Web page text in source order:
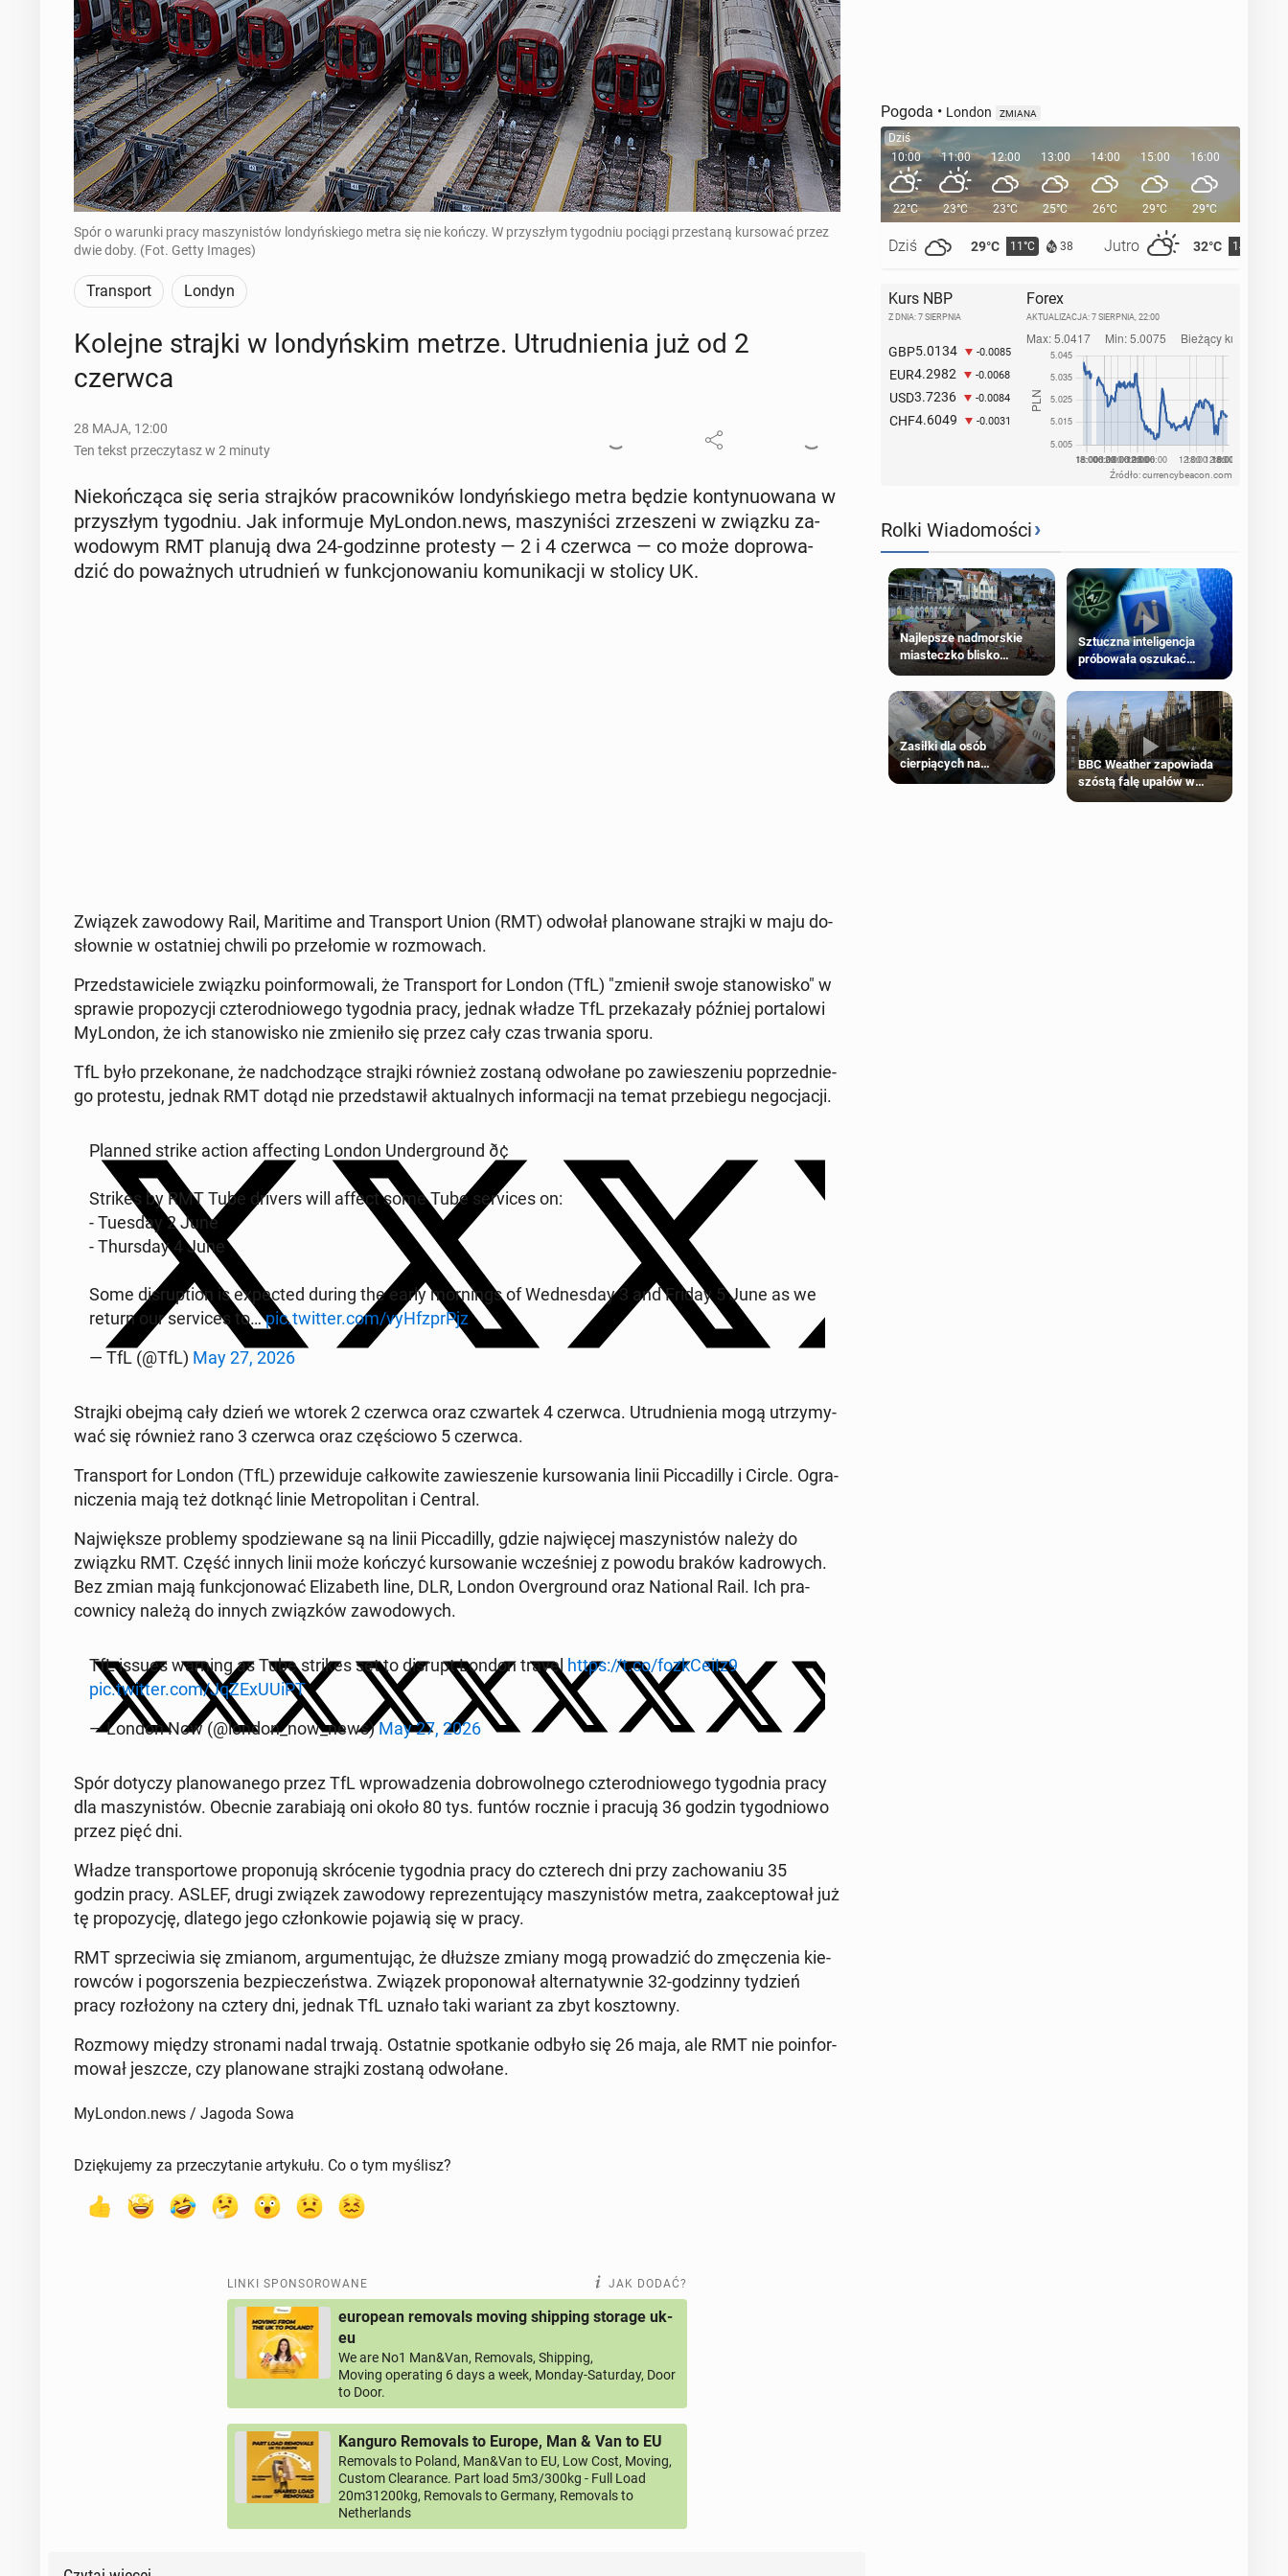
Spór o warunki pracy maszynistów londyńskiego metra się nie kończy. W przyszłym tygodniu pociągi przestaną kursować przez
dwie doby. (Fot. Getty Images)
Transport Londyn
Kolejne strajki w lon­dyń­skim metrze. Utrud­nie­nia już od 2
czerwca
28 MAJA, 12:00
Ten tekst przeczytasz w 2 minuty
Nie­koń­czą­ca się seria straj­ków pra­cow­ni­ków lon­dyń­skie­go metra będzie kon­ty­nu­owa­na w
przy­szłym ty­go­dniu. Jak in­for­mu­je My­Lon­don.news, ma­szy­ni­ści zrze­sze­ni w związku za­
wo­do­wym RMT planują dwa 24-go­dzin­ne pro­te­sty — 2 i 4 czerwca — co może do­pro­wa­
dzić do po­waż­nych utrud­nień w funk­cjo­no­wa­niu ko­mu­ni­ka­cji w stolicy UK.
Związek za­wo­do­wy Rail, Ma­ri­ti­me and Trans­port Union (RMT) odwołał pla­no­wa­ne strajki w maju do­
słow­nie w ostat­niej chwili po prze­ło­mie w roz­mo­wach.
Przed­sta­wi­cie­le związku po­in­for­mo­wa­li, że Trans­port for London (TfL) "zmienił swoje sta­no­wi­sko" w
sprawie pro­po­zy­cji czte­ro­dnio­we­go ty­go­dnia pracy, jednak władze TfL prze­ka­za­ły później por­ta­lo­wi
My­Lon­don, że ich sta­no­wi­sko nie zmie­ni­ło się przez cały czas trwania sporu.
TfL było prze­ko­na­ne, że nad­cho­dzą­ce strajki również zostaną od­wo­ła­ne po za­wie­sze­niu po­przed­nie­
go pro­te­stu, jednak RMT dotąd nie przed­sta­wił ak­tu­al­nych in­for­ma­cji na temat prze­bie­gu ne­go­cja­cji.
Planned strike action af­fec­ting London Un­der­gro­und ð¢
Strikes by RMT Tube drivers will affect some Tube se­rvi­ces on:
- Tuesday 2 June
- Thurs­day 4 June
Some di­srup­tion is expec­ted during the early mor­nings of We­dnes­day 3 and Friday 5 June as we
return our se­rvi­ces to…pic.twitter.com/vyH­fz­pr­Pjz
— TfL (@TfL) May 27, 2026
Strajki obejmą cały dzień we wtorek 2 czerwca oraz czwar­tek 4 czerwca. Utrud­nie­nia mogą utrzy­my­
wać się również rano 3 czerwca oraz czę­ścio­wo 5 czerwca.
Trans­port for London (TfL) prze­wi­du­je cał­ko­wi­te za­wie­sze­nie kur­so­wa­nia linii Pic­ca­dil­ly i Circle. Ogra­
ni­cze­nia mają też dotknąć linie Me­tro­po­li­tan i Central.
Naj­więk­sze pro­ble­my spo­dzie­wa­ne są na linii Pic­ca­dil­ly, gdzie naj­wię­cej ma­szy­ni­stów należy do
związku RMT. Część innych linii może kończyć kur­so­wa­nie wcze­śniej z powodu braków ka­dro­wych.
Bez zmian mają funk­cjo­no­wać Eli­za­beth line, DLR, London Over­gro­und oraz Na­tio­nal Rail. Ich pra­
cow­ni­cy należą do innych związ­ków za­wo­do­wych.
TfL issues warning as Tube strikes set to disrupt London travel https://t.co/fozk­Ce­iIz9
pic.twitter.com/JqZE­xU­UiPT
— London Now (@london_now_news)May 27, 2026
Spór dotyczy pla­no­wa­ne­go przez TfL wpro­wa­dze­nia do­bro­wol­ne­go czte­ro­dnio­we­go ty­go­dnia pracy
dla ma­szy­ni­stów. Obecnie za­ra­bia­ją oni około 80 tys. funtów rocznie i pracują 36 godzin ty­go­dnio­wo
przez pięć dni.
Władze trans­por­to­we pro­po­nu­ją skró­ce­nie ty­go­dnia pracy do czte­rech dni przy za­cho­wa­niu 35
godzin pracy. ASLEF, drugi związek za­wo­do­wy re­pre­zen­tu­ją­cy ma­szy­ni­stów metra, za­ak­cep­to­wał już
tę pro­po­zy­cję, dlatego jego człon­ko­wie pojawią się w pracy.
RMT sprze­ci­wia się zmianom, ar­gu­men­tu­jąc, że dłuższe zmiany mogą pro­wa­dzić do zmę­cze­nia kie­
row­ców i po­gor­sze­nia bez­pie­czeń­stwa. Związek pro­po­no­wał al­ter­na­tyw­nie 32-go­dzin­ny tydzień
pracy roz­ło­żo­ny na cztery dni, jednak TfL uznało taki wariant za zbyt kosz­tow­ny.
Rozmowy między stro­na­mi nadal trwają. Ostat­nie spo­tka­nie odbyło się 26 maja, ale RMT nie po­in­for­
mo­wał jeszcze, czy pla­no­wa­ne strajki zostaną od­wo­ła­ne.
MyLondon.news / Jagoda Sowa
Dziękujemy za przeczytanie artykułu. Co o tym myślisz?
LINKI SPONSOROWANE JAK DODAĆ?
european removals moving shipping storage uk-
eu
We are No1 Man&Van, Removals, Shipping,
Moving operating 6 days a week, Monday-Saturday, Door
to Door.
Kanguro Removals to Europe, Man & Van to EU
Removals to Poland, Man&Van to EU, Low Cost, Moving,
Custom Clearance. Part load 5m3/300kg - Full Load
20m31200kg, Removals to Germany, Removals to
Netherlands
Pogoda • London ZMIANA
Dziś
10:00
22°C
Dziś 29°C 11°C 38 Jutro 32°C 14°C
11:00
23°C
12:00
23°C
13:00
25°C
14:00
26°C
15:00
29°C
16:00
29°C
17:00
Kurs NBP
Z DNIA: 7 SIERPNIA
GBP5.0134 -0.0085
EUR4.2982 -0.0068
USD3.7236 -0.0084
CHF4.6049 -0.0031
Forex
AKTUALIZACJA: 7 SIERPNIA, 22:00
Źródło: currencybeacon.com
Rolki Wiadomości›
Najlepsze nadmorskie
miasteczko blisko
Londynu
Sztuczna inteligencja
próbowała oszukać
człowieka
Zasiłki dla osób
cierpiących na
schorzenia psychiczne
BBC Weather zapowiada
szóstą falę upałów w
Londynie